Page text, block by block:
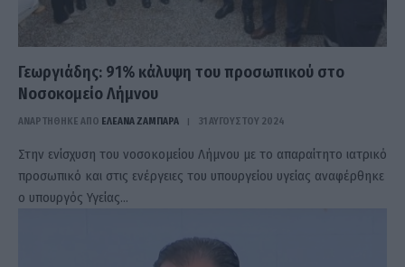
Γεωργιάδης: 91% κάλυψη του προσωπικού στο
Νοσοκομείο Λήμνου
ΑΝΑΡΤΗΘΗΚΕ ΑΠΟ ΕΛΕΑΝΑ ΖΑΜΠΑΡΑ 31 ΑΥΓΟΎΣΤΟΥ 2024
Στην ενίσχυση του νοσοκομείου Λήμνου με το απαραίτητο ιατρικό
προσωπικό και στις ενέργειες του υπουργείου υγείας αναφέρθηκε
ο υπουργός Υγείας…